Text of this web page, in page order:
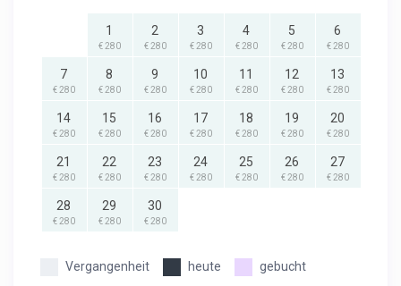
1
€ 280
2
€ 280
3
€ 280
4
€ 280
5
€ 280
6
€ 280
7
€ 280
8
€ 280
9
€ 280
10
€ 280
11
€ 280
12
€ 280
13
€ 280
14
€ 280
15
€ 280
16
€ 280
17
€ 280
18
€ 280
19
€ 280
20
€ 280
21
€ 280
22
€ 280
23
€ 280
24
€ 280
25
€ 280
26
€ 280
27
€ 280
28
€ 280
29
€ 280
30
€ 280
Vergangenheit heute gebucht